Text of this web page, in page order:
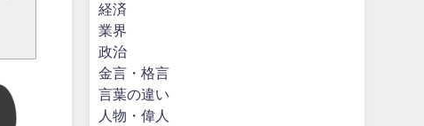
経済
業界
政治
金言・格言
言葉の違い
人物・偉人